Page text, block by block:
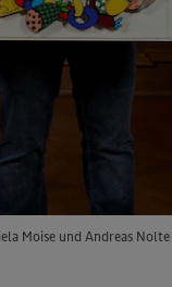
Moise und Andreas